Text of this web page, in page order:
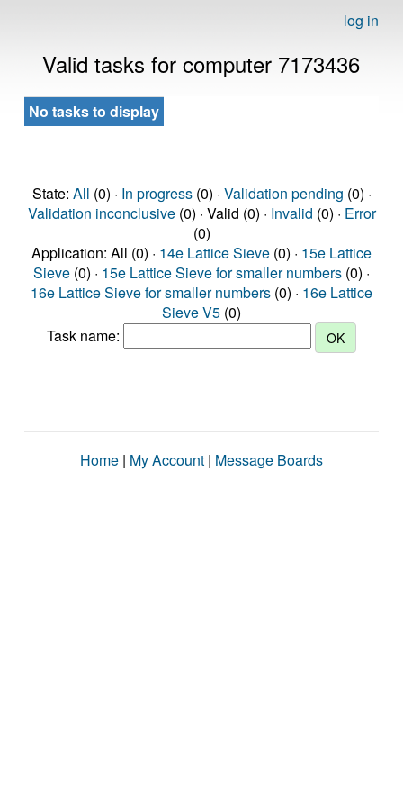
log in
Valid tasks for computer 7173436
No tasks to display
State: All (0) · In progress(0) · Validation pending (0) ·
Validation inconclusive(0) · Valid (0) · Invalid (0) · Error
(0)
Application: All (0) · 14e Lattice Sieve (0) · 15e Lattice
Sieve (0) · 15e Lattice Sieve for smaller numbers (0) ·
16e Lattice Sieve for smaller numbers (0) · 16e Lattice
Sieve V5 (0)
Task name:
Home | My Account | Message Boards